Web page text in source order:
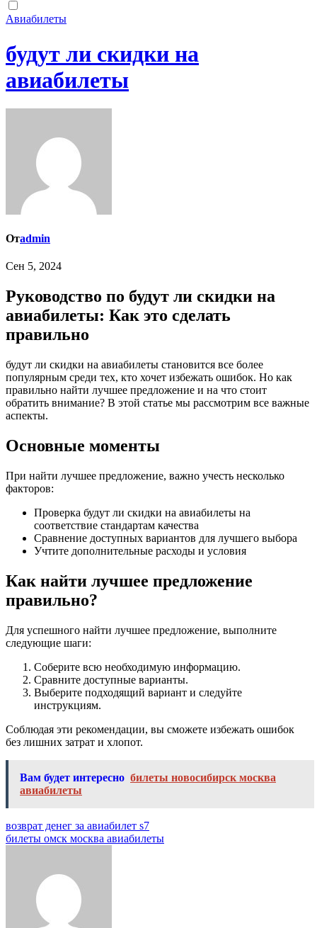
Авиабилеты
будут ли скидки на
авиабилеты
Отadmin
Сен 5, 2024
Руководство по будут ли скидки на
авиабилеты: Как это сделать
правильно
будут ли скидки на авиабилеты становится все более
популярным среди тех, кто хочет избежать ошибок. Но как
правильно найти лучшее предложение и на что стоит
обратить внимание? В этой статье мы рассмотрим все важные
аспекты.
Основные моменты
При найти лучшее предложение, важно учесть несколько
факторов:
Проверка будут ли скидки на авиабилеты на
соответствие стандартам качества
Сравнение доступных вариантов для лучшего выбора
Учтите дополнительные расходы и условия
Как найти лучшее предложение
правильно?
Для успешного найти лучшее предложение, выполните
следующие шаги:
Соберите всю необходимую информацию.
Сравните доступные варианты.
Выберите подходящий вариант и следуйте
инструкциям.
Соблюдая эти рекомендации, вы сможете избежать ошибок
без лишних затрат и хлопот.
Вам будет интересно билеты новосибирск москва
авиабилеты
Навигация
по
возврат денег за авиабилет s7
билеты омск москва авиабилеты